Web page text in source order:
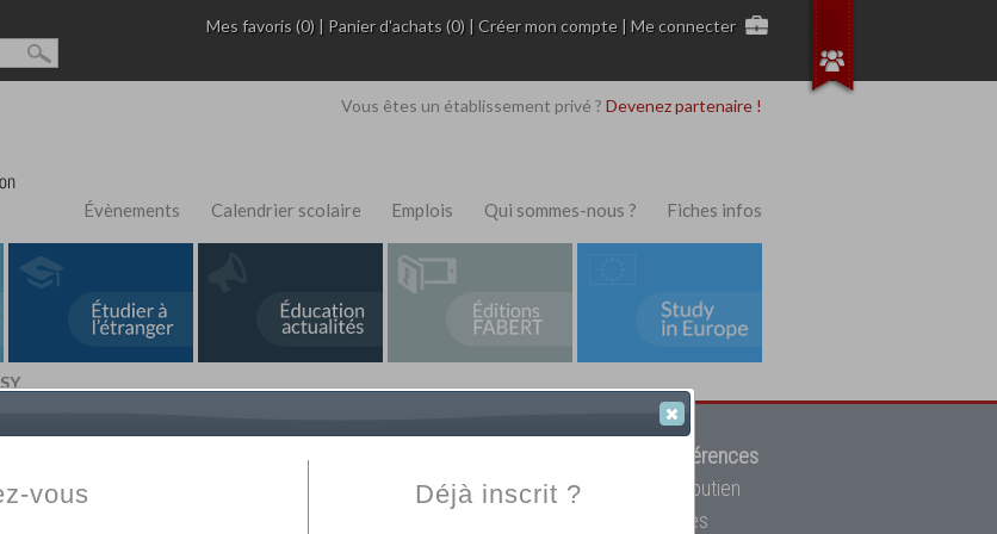
Mes favoris (0) | Panier d'achats (0) |Créer mon compte |Me connecter
Vous êtes un établissement privé ? Devenez partenaire !
Évènements Calendrier scolaire Emplois Qui sommes-nous ? Fiches infos
Fabert.com
12908 références
votre établissement privé, du primaire au supérieur, mais aussi des cours de soutien
scolaire et des cours à distance. Ce moteur regroupe toutes les écoles privées
vous Déjà inscrit ?